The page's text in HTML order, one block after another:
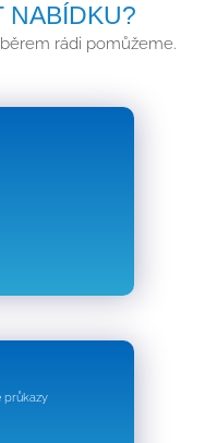
NABÍDKU?
rádi pomůžeme.
průkazy